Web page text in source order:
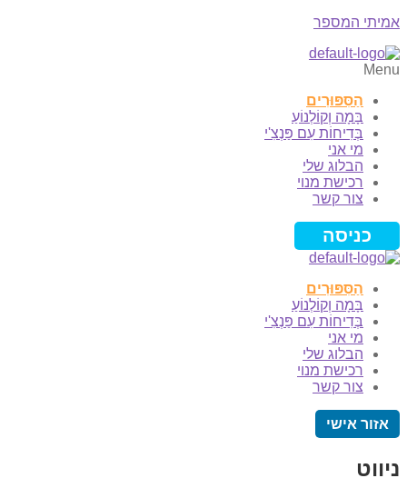
אמיתי המספר
Menu
הַסִּפּוּרִים
בָּמָה וְקוֹלְנוֹעַ
בְּדִיחוֹת עִם פַּנְצִ'י
מי אני
הבלוג שלי
רכישת מנוי
צור קשר
כניסה
הַסִּפּוּרִים
בָּמָה וְקוֹלְנוֹעַ
בְּדִיחוֹת עִם פַּנְצִ'י
מי אני
הבלוג שלי
רכישת מנוי
צור קשר
אזור אישי
ניווט